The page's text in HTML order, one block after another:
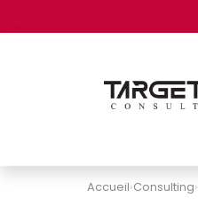
Accueil›Consulting›